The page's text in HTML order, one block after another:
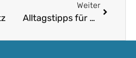
Weiter
Alltagstipps für Regentage